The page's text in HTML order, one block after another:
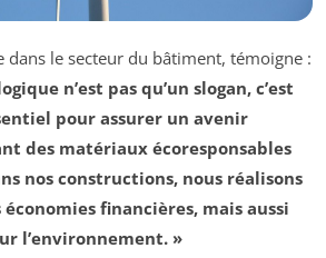
dans le secteur du bâtiment, témoigne :
n’est pas qu’un slogan, c’est
pour assurer un avenir
des matériaux écoresponsables
nos constructions, nous réalisons
financières, mais aussi
l’environnement. »